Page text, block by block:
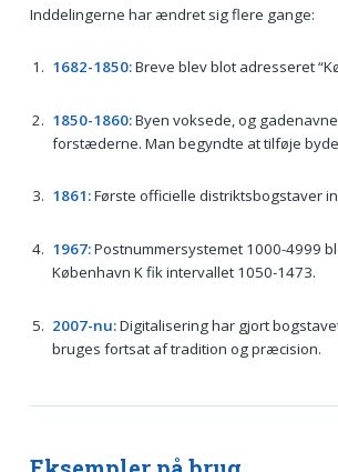
Inddelingerne har ændret sig flere gange:
1682-1850:Breve blev blot adresseret
1850-1860:Byen voksede, og
forstæderne. Man begyndte at tilføje
1861:Første officielle distriktsbogstaver
1967:Postnummersystemet 1000-4999
København K fik intervallet 1050-1473.
2007-nu:Digitalisering har gjort
bruges fortsat af tradition og præcision.